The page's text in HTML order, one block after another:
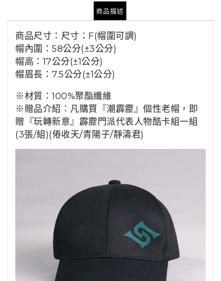
商品描述
商品尺寸：尺寸：F(帽圍可調)
帽內圍：58公分(±3公分)
帽高：17公分(±1公分)
帽眉長：7.5公分(±1公分)
※材質：100%聚酯纖維
※贈品介紹： 凡購買『潮霹靂』個性老帽，即
贈『玩轉新意』霹靂門派代表人物酷卡組一組
(3張/組)(倦收天/青陽子/靜濤君)